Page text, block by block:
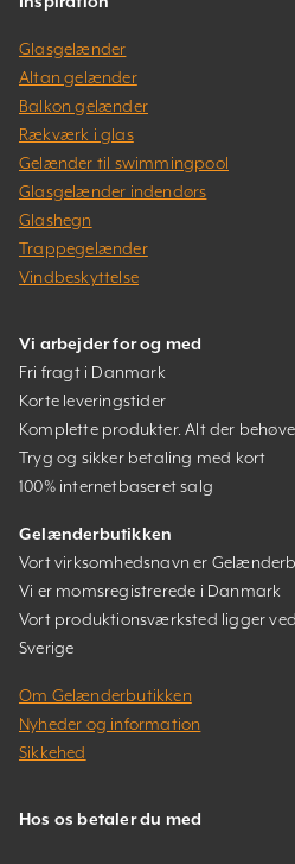
Glasgelænder
Altan gelænder
Balkon gelænder
Rækværk i glas
Gelænder til swimmingpool
Glasgelænder indendørs
Glashegn
Trappegelænder
Vindbeskyttelse
Vi arbejder for og med
Fri fragt i Danmark
Korte leveringstider
Komplette produkter. Alt der
Tryg og sikker betaling med kort
100% internetbaseret salg
Gelænderbutikken
Vort virksomhedsnavn er
Vi er momsregistrerede i Danmark
Vort produktionsværksted ligger ved
Sverige
Om Gelænderbutikken
Nyheder og information
Sikkehed
Hos os betaler du med